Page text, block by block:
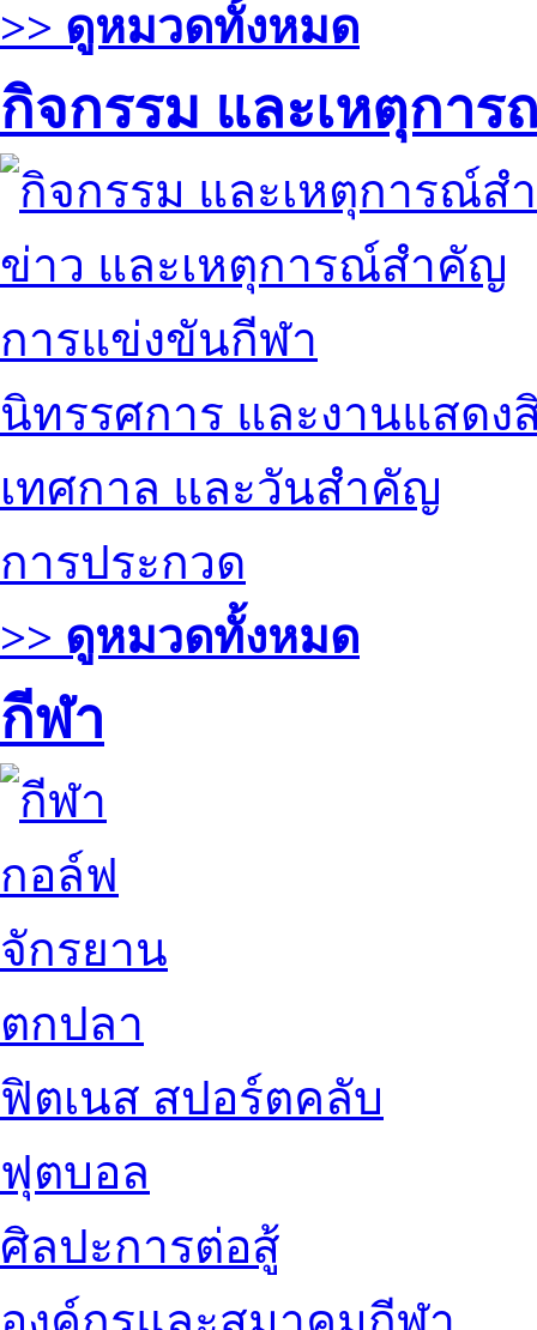
>> ดูหมวดทั้งหมด
กิจกรรม และเหตุกา
ข่าว และเหตุการณ์สำคัญ
การแข่งขันกีฬา
นิทรรศการ และงานแสดง
เทศกาล และวันสำคัญ
การประกวด
>> ดูหมวดทั้งหมด
กีฬา
กอล์ฟ
จักรยาน
ตกปลา
ฟิตเนส สปอร์ตคลับ
ฟุตบอล
ศิลปะการต่อสู้